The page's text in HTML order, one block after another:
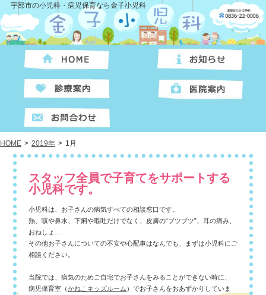
宇部市の小児科・病児保育なら金子小児科
HOME > 2019年 > 1月
スタッフ全員で子育てをサポートする
小児科です。
小児科は、お子さんの病気すべての相談窓口です。
熱、咳や鼻水、下痢や嘔吐だけでなく、皮膚の“ブツブツ”、耳の痛み、
おねしょ…
その他お子さんについての不安や心配事はなんでも、まずは小児科にご
相談ください。
当院では、病気のためご自宅でお子さんをみることができない時に、
病児保育室（かねこキッズルーム ）でお子さんをおあずかりしていま